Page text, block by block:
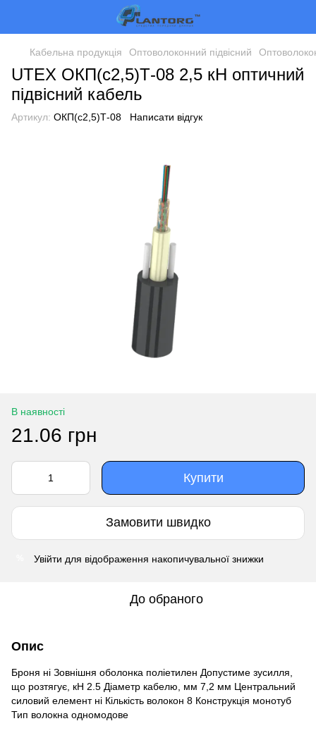
Кабельна продукція Оптоволоконний підвісний
UTEX ОКП(с2,5)Т-08 2,5 кН оптичний
підвісний кабель
Артикул: ОКП(с2,5)Т-08 Написати відгук
В наявності
21.06 грн
Купити
Замовити швидко
Увійти для відображення накопичувальної знижки
До обраного
Опис
Броня ні Зовнішня оболонка поліетилен Допустиме зусилля,
що розтягує, кН 2.5 Діаметр кабелю, мм 7,2 мм Центральний
силовий елемент ні Кількість волокон 8 Конструкція монотуб
Тип волокна одномодове